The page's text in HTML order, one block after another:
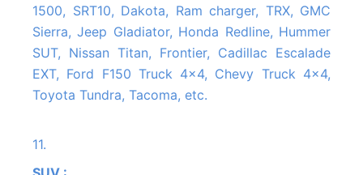
1500, SRT10, Dakota, Ram charger, TRX, GMC
Sierra, Jeep Gladiator, Honda Redline, Hummer
SUT, Nissan Titan, Frontier, Cadillac Escalade
EXT, Ford F150 Truck 4x4, Chevy Truck 4x4,
Toyota Tundra, Tacoma, etc.
11.